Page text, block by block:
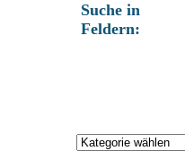
Suche in
Feldern: